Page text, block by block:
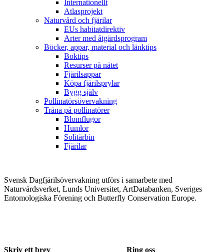
Internationellt
Atlasprojekt
Naturvård och fjärilar
EUs habitatdirektiv
Arter med åtgärdsprogram
Böcker, appar, material och länktips
Boktips
Resurser på nätet
Fjärilsappar
Köpa fjärilsprylar
Bygg själv
Pollinatörsövervakning
Träna på pollinatörer
Blomflugor
Humlor
Solitärbin
Fjärilar
Svensk Dagfjärilsövervakning utförs i samarbete med
Naturvårdsverket, Lunds Universitet, ArtDatabanken, Sveriges
Entomologiska Förening och Butterfly Conservation Europe.
Skriv ett brev Ring oss